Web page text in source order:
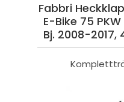
Fabbri
E-Bike 75
Bj. 2008-